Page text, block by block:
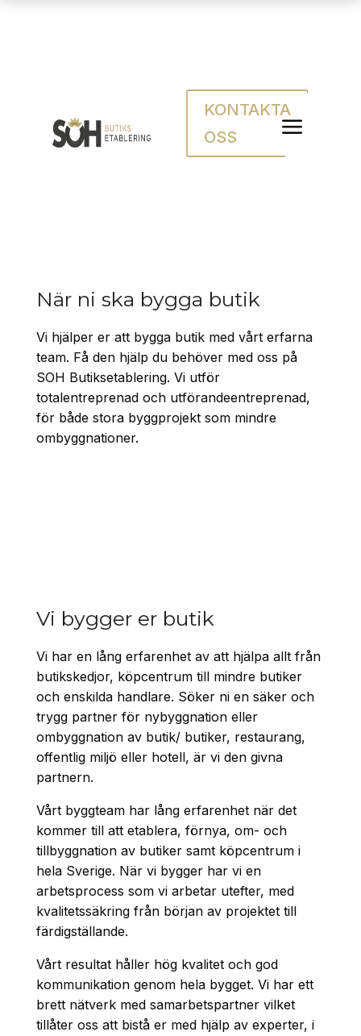
KONTAKTA
OSS
a
Bygga butik
När ni ska bygga butik
Vi hjälper er att bygga butik med vårt erfarna
team. Få den hjälp du behöver med oss på
SOH Butiksetablering. Vi utför
totalentreprenad och utförandeentreprenad,
för både stora byggprojekt som mindre
ombyggnationer.
Vi bygger er butik
Vi har en lång erfarenhet av att hjälpa allt från
butikskedjor, köpcentrum till mindre butiker
och enskilda handlare. Söker ni en säker och
trygg partner för nybyggnation eller
ombyggnation av butik/ butiker, restaurang,
offentlig miljö eller hotell, är vi den givna
partnern.
Vårt byggteam har lång erfarenhet när det
kommer till att etablera, förnya, om- och
tillbyggnation av butiker samt köpcentrum i
hela Sverige. När vi bygger har vi en
arbetsprocess som vi arbetar utefter, med
kvalitetssäkring från början av projektet till
färdigställande.
Vårt resultat håller hög kvalitet och god
kommunikation genom hela bygget. Vi har ett
brett nätverk med samarbetspartner vilket
tillåter oss att bistå er med hjälp av experter, i